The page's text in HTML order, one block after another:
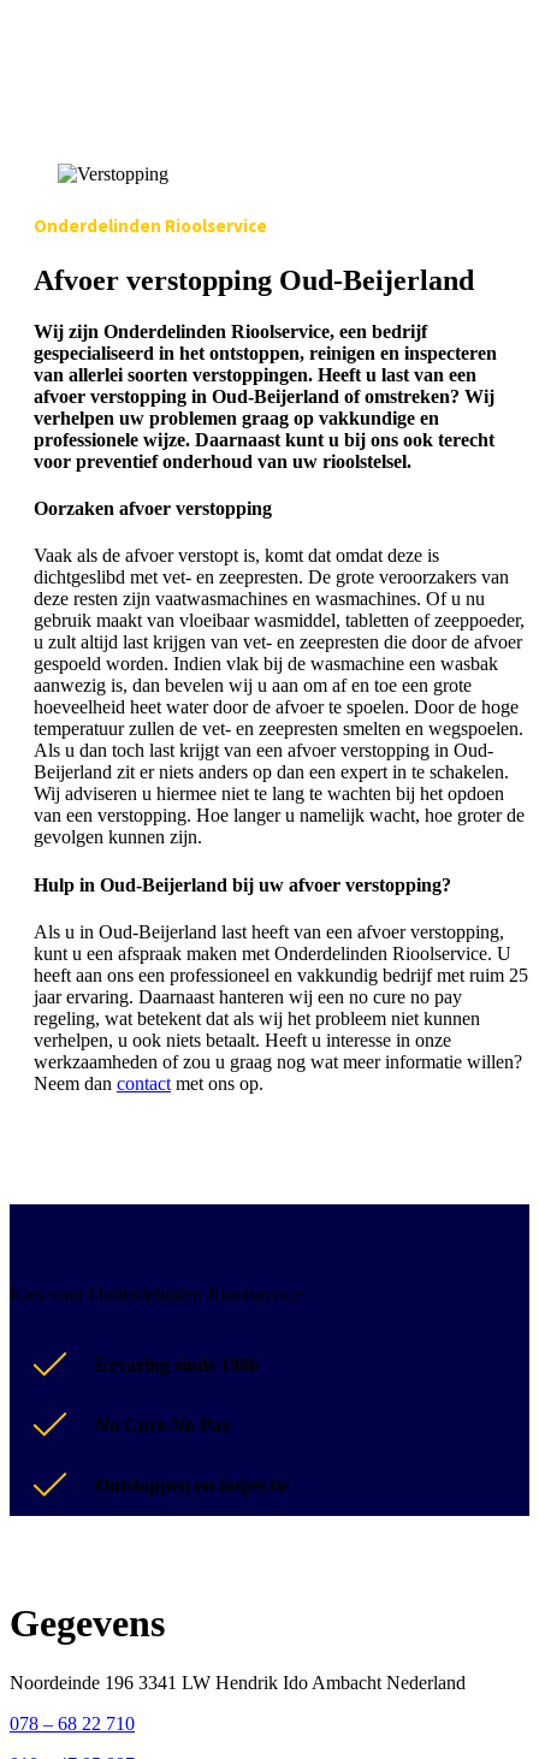
Onderdelinden Rioolservice
Afvoer verstopping Oud-Beijerland
Wij zijn Onderdelinden Rioolservice, een bedrijf
gespecialiseerd in het ontstoppen, reinigen en inspecteren
van allerlei soorten verstoppingen. Heeft u last van een
afvoer verstopping in Oud-Beijerland of omstreken? Wij
verhelpen uw problemen graag op vakkundige en
professionele wijze. Daarnaast kunt u bij ons ook terecht
voor preventief onderhoud van uw rioolstelsel.
Oorzaken afvoer verstopping
Vaak als de afvoer verstopt is, komt dat omdat deze is
dichtgeslibd met vet- en zeepresten. De grote veroorzakers van
deze resten zijn vaatwasmachines en wasmachines. Of u nu
gebruik maakt van vloeibaar wasmiddel, tabletten of zeeppoeder,
u zult altijd last krijgen van vet- en zeepresten die door de afvoer
gespoeld worden. Indien vlak bij de wasmachine een wasbak
aanwezig is, dan bevelen wij u aan om af en toe een grote
hoeveelheid heet water door de afvoer te spoelen. Door de hoge
temperatuur zullen de vet- en zeepresten smelten en wegspoelen.
Als u dan toch last krijgt van een afvoer verstopping in Oud-
Beijerland zit er niets anders op dan een expert in te schakelen.
Wij adviseren u hiermee niet te lang te wachten bij het opdoen
van een verstopping. Hoe langer u namelijk wacht, hoe groter de
gevolgen kunnen zijn.
Hulp in Oud-Beijerland bij uw afvoer verstopping?
Als u in Oud-Beijerland last heeft van een afvoer verstopping,
kunt u een afspraak maken met Onderdelinden Rioolservice. U
heeft aan ons een professioneel en vakkundig bedrijf met ruim 25
jaar ervaring. Daarnaast hanteren wij een no cure no pay
regeling, wat betekent dat als wij het probleem niet kunnen
verhelpen, u ook niets betaalt. Heeft u interesse in onze
werkzaamheden of zou u graag nog wat meer informatie willen?
Neem dan contact met ons op.
Kies voor Onderdelinden Rioolservice
Ervaring sinds 1986
No Cure No Pay
Ontstoppen en inspectie
Gegevens
Noordeinde 196 3341 LW Hendrik Ido Ambacht Nederland
078 – 68 22 710